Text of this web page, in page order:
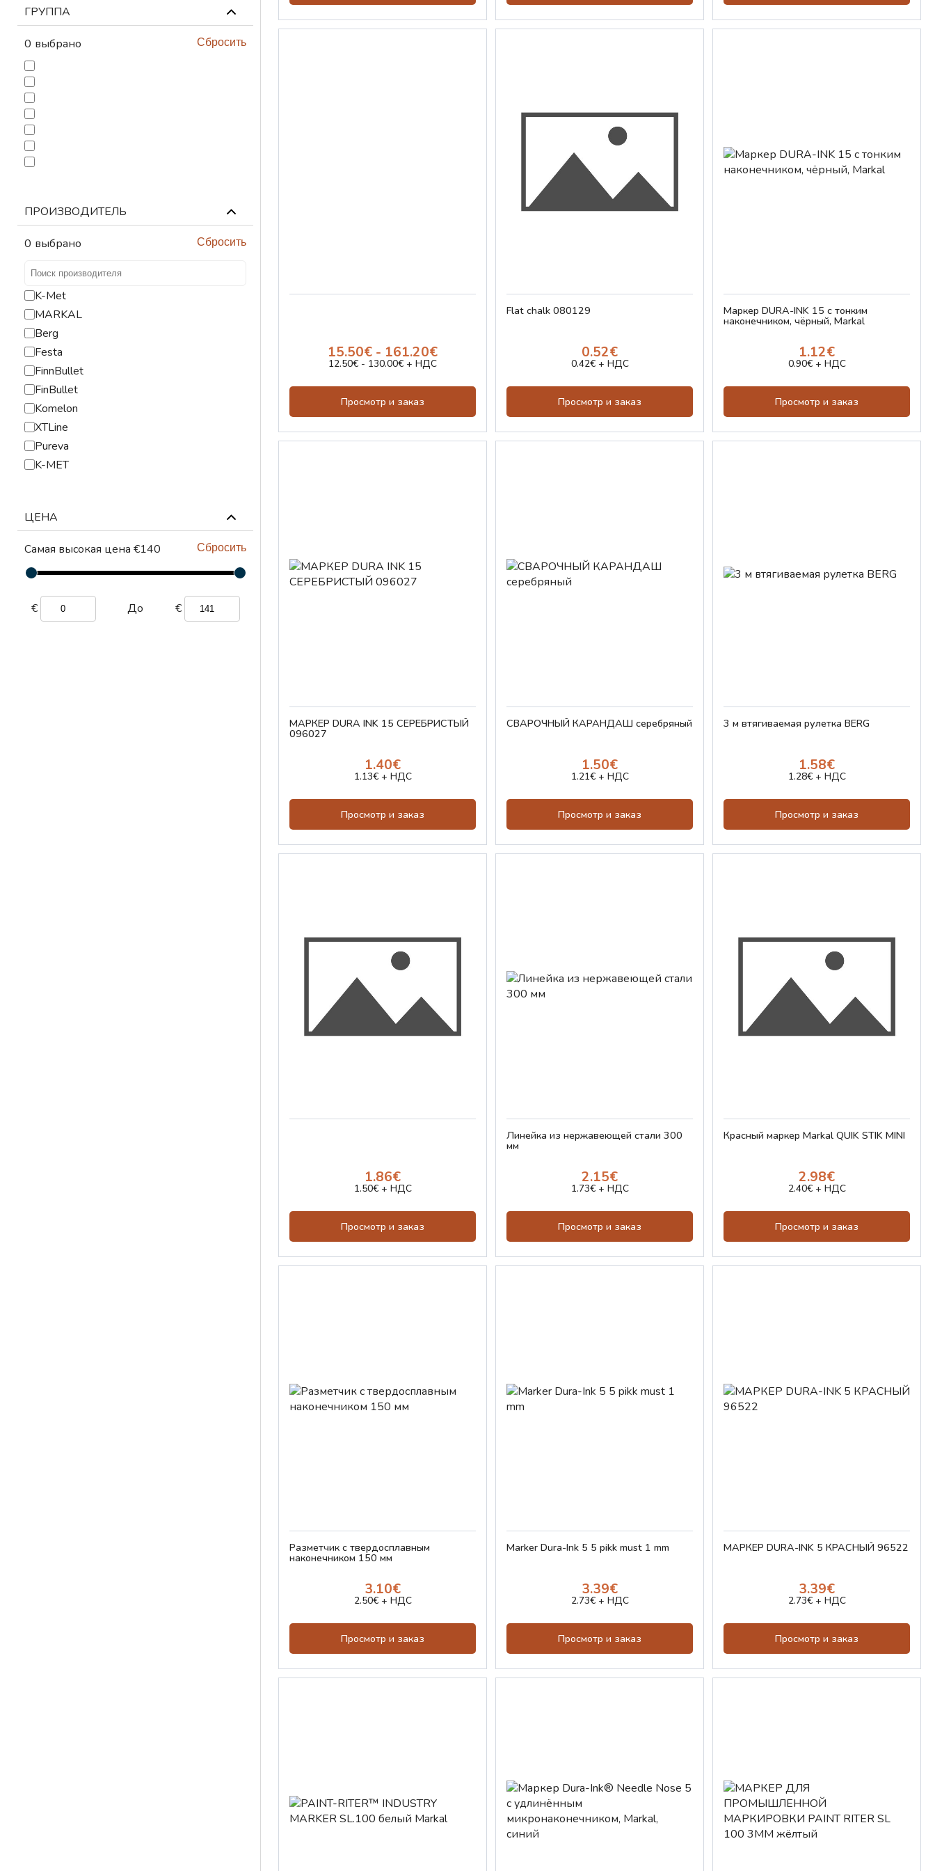
ТЕХНИЧЕСКАЯ
ГРУППА
0 выбрано Сбросить
ПРОИЗВОДИТЕЛЬ
0 выбрано Сбросить
K-Met
MARKAL
Berg
Festa
FinnBullet
FinBullet
Komelon
XTLine
Pureva
K-MET
ЦЕНА
Самая высокая цена €140 Сбросить
€ До €
15.50€ - 161.20€
12.50€ - 130.00€ + НДС
Просмотр и заказ
Flat chalk 080129
0.52€
0.42€ + НДС
Просмотр и заказ
Маркер DURA-INK 15 с тонким
наконечником, чёрный, Markal
1.12€
0.90€ + НДС
Просмотр и заказ
МАРКЕР DURA INK 15 СЕРЕБРИСТЫЙ
096027
1.40€
1.13€ + НДС
Просмотр и заказ
СВАРОЧНЫЙ КАРАНДАШ серебряный
1.50€
1.21€ + НДС
Просмотр и заказ
3 м втягиваемая рулетка BERG
1.58€
1.28€ + НДС
Просмотр и заказ
1.86€
1.50€ + НДС
Просмотр и заказ
Линейка из нержавеющей стали 300
мм
2.15€
1.73€ + НДС
Просмотр и заказ
Красный маркер Markal QUIK STIK MINI
2.98€
2.40€ + НДС
Просмотр и заказ
Разметчик с твердосплавным
наконечником 150 мм
3.10€
2.50€ + НДС
Просмотр и заказ
Marker Dura-Ink 5 5 pikk must 1 mm
3.39€
2.73€ + НДС
Просмотр и заказ
МАРКЕР DURA-INK 5 КРАСНЫЙ 96522
3.39€
2.73€ + НДС
Просмотр и заказ